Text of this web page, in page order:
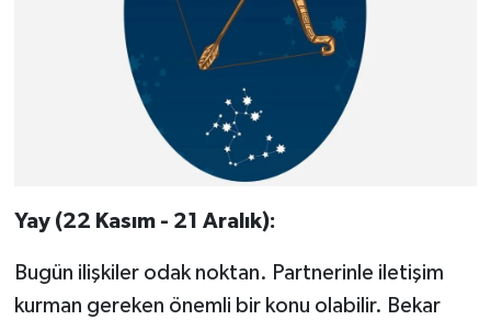
Yay (22 Kasım - 21 Aralık):
Bugün ilişkiler odak noktan. Partnerinle iletişim
kurman gereken önemli bir konu olabilir. Bekar